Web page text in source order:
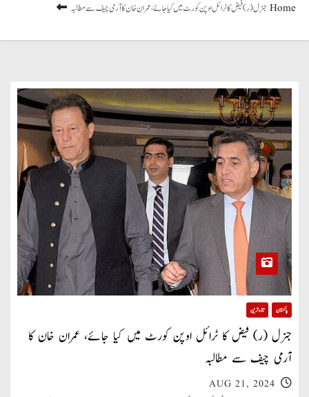
Homeجنرل (ر) فیض کا ٹرائل اوپن کورٹ میں کیا جائے، عمران خان کا آرمی چیف سے مطالبہ
پاکستان تازہ ترین
جنرل (ر) فیض کا ٹرائل اوپن کورٹ میں کیا جائے، عمران خان کا
آرمی چیف سے مطالبہ
AUG 21, 2024